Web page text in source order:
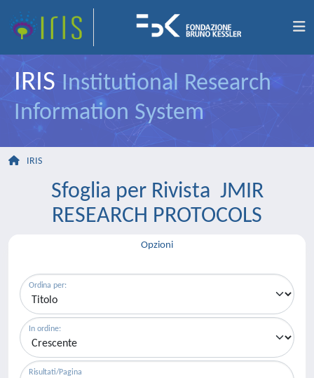
IRIS Institutional Research
Information System
IRIS
Sfoglia per Rivista JMIR
RESEARCH PROTOCOLS
Opzioni
Ordina per:
In ordine:
Risultati/Pagina